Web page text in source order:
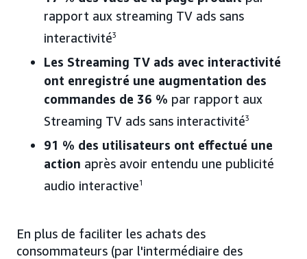
rapport aux streaming TV ads sans
interactivité3
Les Streaming TV ads avec interactivité
ont enregistré une augmentation des
commandes de 36 % par rapport aux
Streaming TV ads sans interactivité3
91 % des utilisateurs ont effectué une
action après avoir entendu une publicité
audio interactive1
En plus de faciliter les achats des
consommateurs (par l'intermédiaire des